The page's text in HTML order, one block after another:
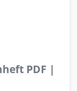
PDF |